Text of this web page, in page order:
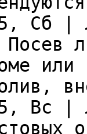
Сб |
Вс |